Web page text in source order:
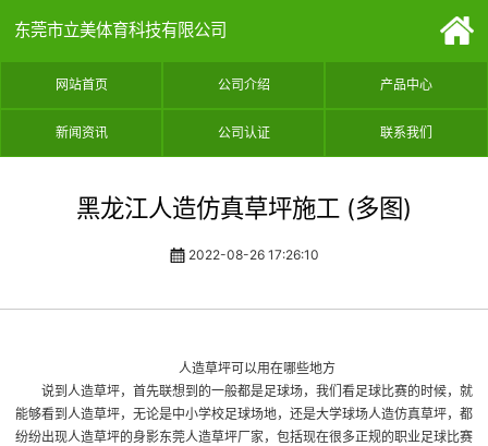
东莞市立美体育科技有限公司
网站首页 公司介绍 产品中心
新闻资讯 公司认证 联系我们
黑龙江人造仿真草坪施工 (多图)
2022-08-26 17:26:10
人造草坪可以用在哪些地方
说到人造草坪，首先联想到的一般都是足球场，我们看足球比赛的时候，就
能够看到人造草坪，无论是中小学校足球场地，还是大学球场人造仿真草坪，都
纷纷出现人造草坪的身影东莞人造草坪厂家 ，包括现在很多正规的职业足球比赛